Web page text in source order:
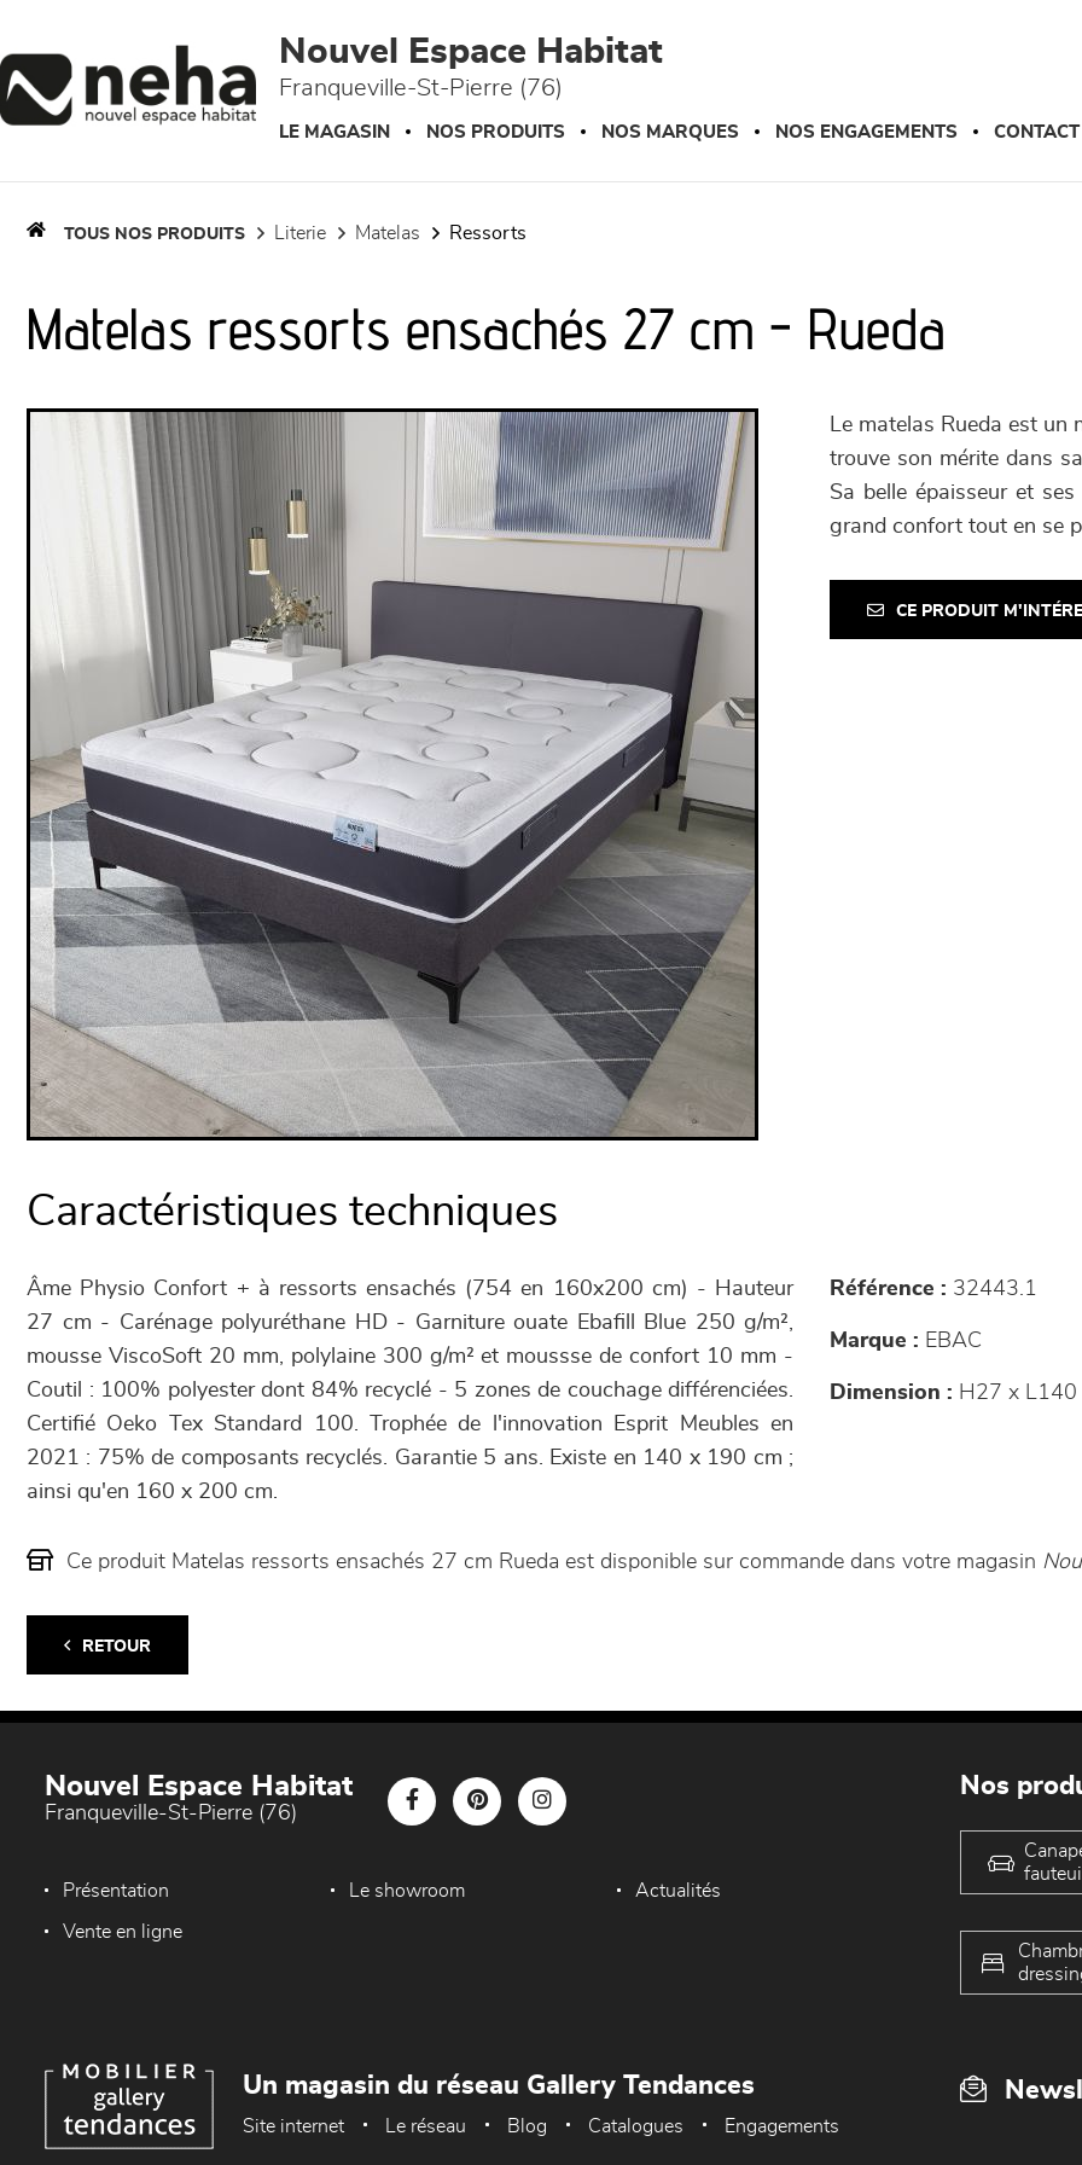
Nouvel Espace Habitat
Franqueville-St-Pierre (76)
LE MAGASIN NOS PRODUITS NOS MARQUES NOS ENGAGEMENTS CONTACT
TOUS NOS PRODUITS literie matelas ressorts
Matelas ressorts ensachés 27 cm - Rueda
Le matelas Rueda est un
trouve son mérite dans
Sa belle épaisseur et
grand confort tout en se
CE PRODUIT
Caractéristiques techniques
Âme Physio Confort + à ressorts ensachés (754 en 160x200 cm) - Hauteur
27 cm - Carénage polyuréthane HD - Garniture ouate Ebafill Blue 250 g/m²,
mousse ViscoSoft 20 mm, polylaine 300 g/m² et moussse de confort 10 mm -
Coutil : 100% polyester dont 84% recyclé - 5 zones de couchage différenciées.
Certifié Oeko Tex Standard 100. Trophée de l'innovation Esprit Meubles en
2021 : 75% de composants recyclés. Garantie 5 ans. Existe en 140 x 190 cm ;
ainsi qu'en 160 x 200 cm.
Référence : 32443.1
Marque : EBAC
Dimension : H27 x L140
Ce produit Matelas ressorts ensachés 27 cm Rueda est disponible sur commande dans votre magasin
RETOUR
Nouvel Espace Habitat
Franqueville-St-Pierre (76)
Présentation Le showroom Actualités
Vente en ligne
Nos
Un magasin du réseau Gallery Tendances
Site internet Le réseau Blog Catalogues Engagements